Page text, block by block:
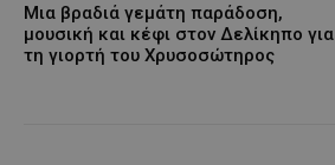
Μια βραδιά γεμάτη παράδοση,
μουσική και κέφι στον Δελίκηπο για
τη γιορτή του Χρυσοσώτηρος